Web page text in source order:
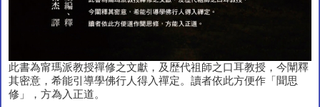
此書為甯瑪派教授禪修之文獻，及歴代祖師之口耳教授，今闡釋
其密意，希能引導學佛行人得入禪定。讀者依此方便作「聞思
修」，方為入正道。